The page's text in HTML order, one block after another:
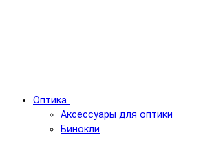
Оптика
Аксессуары для оптики
Бинокли